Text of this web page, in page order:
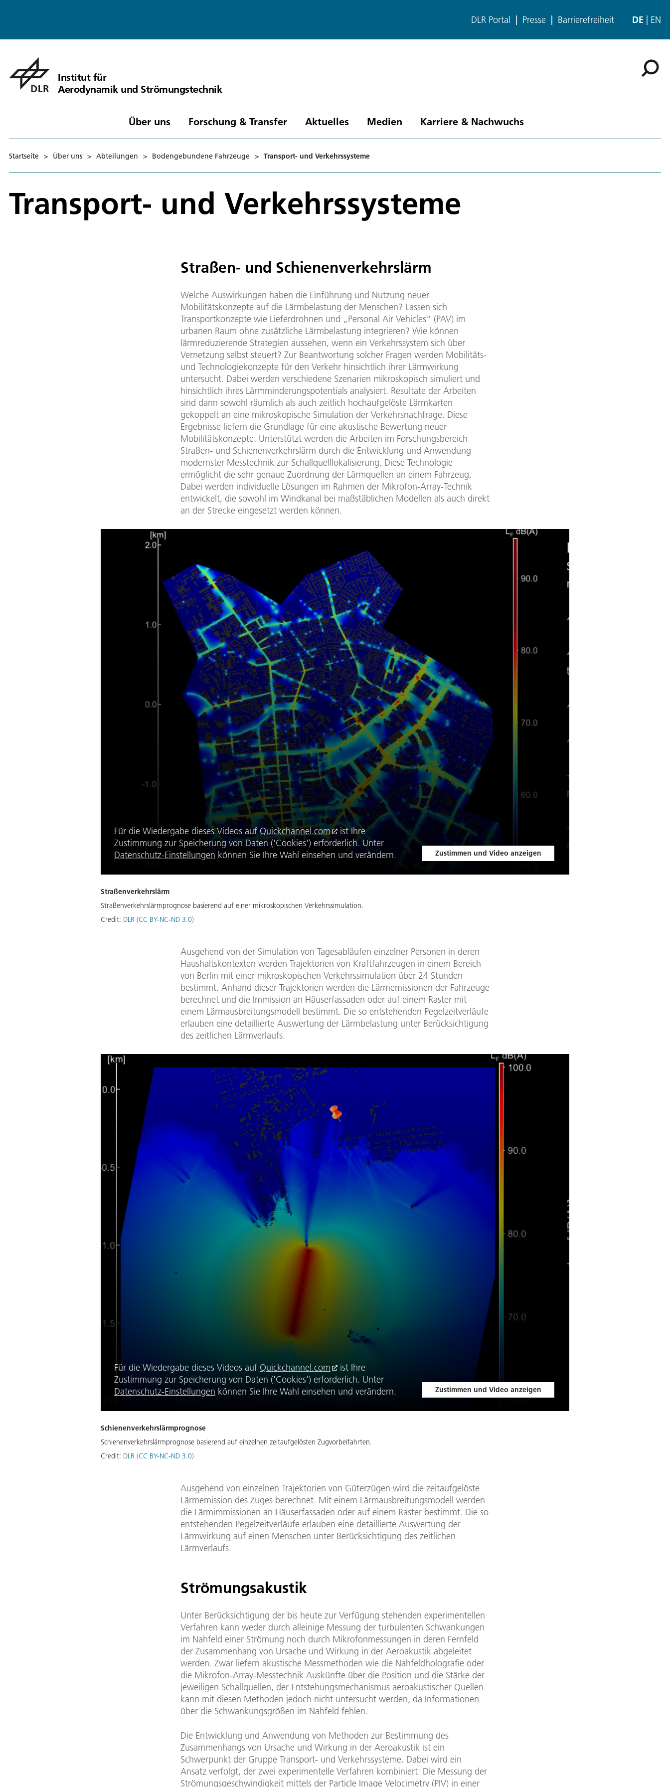
DLR Portal Presse Barrierefreiheit DE EN
Institut für
Aerodynamik und Strömungstechnik
Über uns Forschung & Transfer Aktuelles Medien Karriere & Nachwuchs
Startseite > Über uns > Abteilungen > Bodengebundene Fahrzeuge > Transport- und Verkehrssysteme
Transport- und Verkehrssysteme
Straßen- und Schienenverkehrslärm
Welche Auswirkungen haben die Einführung und Nutzung neuer
Mobilitätskonzepte auf die Lärmbelastung der Menschen? Lassen sich
Transportkonzepte wie Lieferdrohnen und „Personal Air Vehicles“ (PAV) im
urbanen Raum ohne zusätzliche Lärmbelastung integrieren? Wie können
lärmreduzierende Strategien aussehen, wenn ein Verkehrssystem sich über
Vernetzung selbst steuert? Zur Beantwortung solcher Fragen werden Mobilitäts-
und Technologiekonzepte für den Verkehr hinsichtlich ihrer Lärmwirkung
untersucht. Dabei werden verschiedene Szenarien mikroskopisch simuliert und
hinsichtlich ihres Lärmminderungspotentials analysiert. Resultate der Arbeiten
sind dann sowohl räumlich als auch zeitlich hochaufgelöste Lärmkarten
gekoppelt an eine mikroskopische Simulation der Verkehrsnachfrage. Diese
Ergebnisse liefern die Grundlage für eine akustische Bewertung neuer
Mobilitätskonzepte. Unterstützt werden die Arbeiten im Forschungsbereich
Straßen- und Schienenverkehrslärm durch die Entwicklung und Anwendung
modernster Messtechnik zur Schallquelllokalisierung. Diese Technologie
ermöglicht die sehr genaue Zuordnung der Lärmquellen an einem Fahrzeug.
Dabei werden individuelle Lösungen im Rahmen der Mikrofon-Array-Technik
entwickelt, die sowohl im Windkanal bei maßstäblichen Modellen als auch direkt
an der Strecke eingesetzt werden können.
Für die Wiedergabe dieses Videos auf Quickchannel.com
ist Ihre
Zustimmung zur Speicherung von Daten ('Cookies') erforderlich. Unter
Datenschutz-Einstellungen können Sie Ihre Wahl einsehen und verändern. Zustimmen und Video anzeigen
Straßenverkehrslärm
Straßenverkehrslärmprognose basierend auf einer mikroskopischen Verkehrssimulation.
Credit: DLR (CC BY-NC-ND 3.0)
Ausgehend von der Simulation von Tagesabläufen einzelner Personen in deren
Haushaltskontexten werden Trajektorien von Kraftfahrzeugen in einem Bereich
von Berlin mit einer mikroskopischen Verkehrssimulation über 24 Stunden
bestimmt. Anhand dieser Trajektorien werden die Lärmemissionen der Fahrzeuge
berechnet und die Immission an Häuserfassaden oder auf einem Raster mit
einem Lärmausbreitungsmodell bestimmt. Die so entstehenden Pegelzeitverläufe
erlauben eine detaillierte Auswertung der Lärmbelastung unter Berücksichtigung
des zeitlichen Lärmverlaufs.
Für die Wiedergabe dieses Videos auf Quickchannel.com
ist Ihre
Zustimmung zur Speicherung von Daten ('Cookies') erforderlich. Unter
Datenschutz-Einstellungen können Sie Ihre Wahl einsehen und verändern. Zustimmen und Video anzeigen
Schienenverkehrslärmprognose
Schienenverkehrslärmprognose basierend auf einzelnen zeitaufgelösten Zugvorbeifahrten.
Credit: DLR (CC BY-NC-ND 3.0)
Ausgehend von einzelnen Trajektorien von Güterzügen wird die zeitaufgelöste
Lärmemission des Zuges berechnet. Mit einem Lärmausbreitungsmodell werden
die Lärmimmissionen an Häuserfassaden oder auf einem Raster bestimmt. Die so
entstehenden Pegelzeitverläufe erlauben eine detaillierte Auswertung der
Lärmwirkung auf einen Menschen unter Berücksichtigung des zeitlichen
Lärmverlaufs.
Strömungsakustik
Unter Berücksichtigung der bis heute zur Verfügung stehenden experimentellen
Verfahren kann weder durch alleinige Messung der turbulenten Schwankungen
im Nahfeld einer Strömung noch durch Mikrofonmessungen in deren Fernfeld
der Zusammenhang von Ursache und Wirkung in der Aeroakustik abgeleitet
werden. Zwar liefern akustische Messmethoden wie die Nahfeldholografie oder
die Mikrofon-Array-Messtechnik Auskünfte über die Position und die Stärke der
jeweiligen Schallquellen, der Entstehungsmechanismus aeroakustischer Quellen
kann mit diesen Methoden jedoch nicht untersucht werden, da Informationen
über die Schwankungsgrößen im Nahfeld fehlen.
Die Entwicklung und Anwendung von Methoden zur Bestimmung des
Zusammenhangs von Ursache und Wirkung in der Aeroakustik ist ein
Schwerpunkt der Gruppe Transport- und Verkehrssysteme. Dabei wird ein
Ansatz verfolgt, der zwei experimentelle Verfahren kombiniert: Die Messung der
Strömungsgeschwindigkeit mittels der Particle Image Velocimetry (PIV) in einer